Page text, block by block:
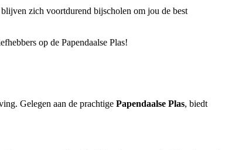
zich voortdurend bijscholen om jou de best
op de Papendaalse Plas!
Gelegen aan de prachtige Papendaalse Plas, biedt